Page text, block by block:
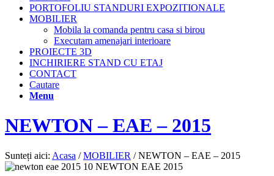
PORTOFOLIU STANDURI EXPOZITIONALE
MOBILIER
Mobila la comanda pentru casa si birou
Executam amenajari interioare
PROIECTE 3D
INCHIRIERE STAND CU ETAJ
CONTACT
Cautare
Menu
NEWTON – EAE – 2015
Sunteți aici: Acasa / MOBILIER / NEWTON – EAE – 2015